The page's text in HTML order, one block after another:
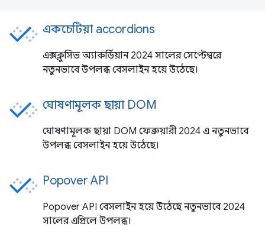
একচেটিয়া accordions
এক্সক্লুসিভ অ্যাকর্ডিয়ান 2024 সালের সেপ্টেম্বরে
নতুনভাবে উপলব্ধ বেসলাইন হয়ে উঠেছে।
ঘোষণামূলক ছায়া DOM
ঘোষণামূলক ছায়া DOM ফেব্রুয়ারী 2024 এ নতুনভাবে
উপলব্ধ বেসলাইন হয়ে উঠেছে।
Popover API
Popover API বেসলাইন হয়ে উঠেছে নতুনভাবে 2024
সালের এপ্রিলে উপলব্ধ।